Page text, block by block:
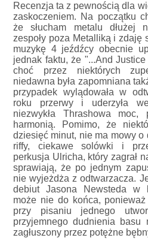
Recenzja ta z pewnością dla
zaskoczeniem. Na początku
że słucham metalu dłużej
zespoły poza Metalliką i zdaję
muzykę 4 jeźdźcy obecnie
jednak faktu, że "...And
choć przez niektórych
niedawna była zapomniana
przypadek wylądowała w
roku przerwy i uderzyła
niezwykła Thrashowa moc,
harmonią. Pomimo, że
dziesięć minut, nie ma mowy o
riffy, ciekawe solówki i
perkusja Ulricha, który zagrał
sprawiają, że po jednym
nie wyjeżdża z odtwarzacza.
debiut Jasona Newsteda w
może nie do końca,
przy pisaniu jednego
przyjemnego dudnienia basu
zagłuszony przez potężne